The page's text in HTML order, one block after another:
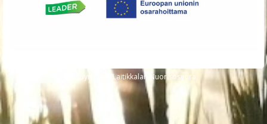
Copyright © Laitikkalan Nuorisoseura.